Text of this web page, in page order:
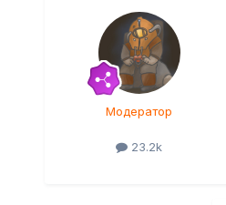
Модератор
23.2k